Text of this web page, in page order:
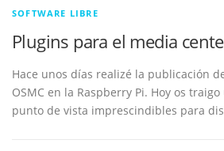
SOFTWARE LIBRE
Plugins para el media
Hace unos días realizé la publicación
OSMC en la Raspberry Pi. Hoy os
punto de vista imprescindibles para